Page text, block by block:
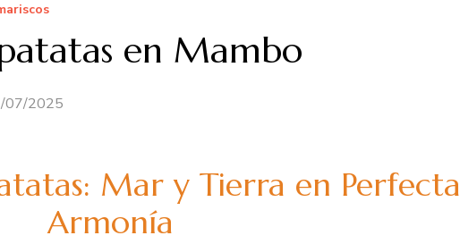
en Mambo
07/2025
Mar y Tierra en Perfecta
Armonía